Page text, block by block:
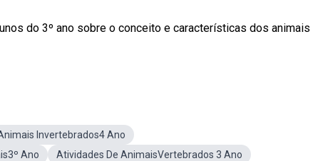
do 3º ano sobre o conceito e características dos animais
Invertebrados4 Ano
Ano
Atividades De AnimaisVertebrados 3 Ano